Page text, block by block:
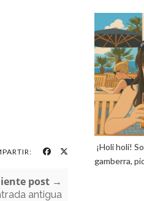
post →
antigua
¡Holi holi!
gamberra,